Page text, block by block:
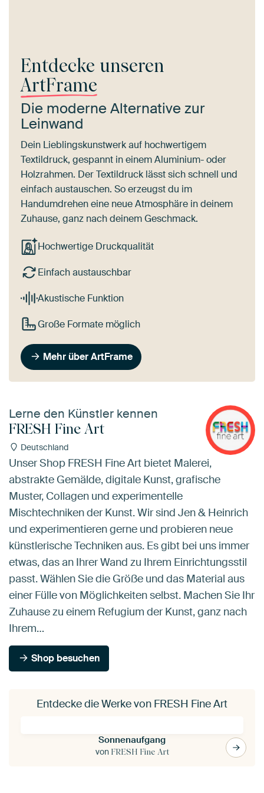
Entdecke unseren
ArtFrame
Die moderne Alternative zur
Leinwand
Dein Lieblingskunstwerk auf hochwertigem
Textildruck, gespannt in einem Aluminium- oder
Holzrahmen. Der Textildruck lässt sich schnell und
einfach austauschen. So erzeugst du im
Handumdrehen eine neue Atmosphäre in deinem
Zuhause, ganz nach deinem Geschmack.
Hochwertige Druckqualität
Einfach austauschbar
Akustische Funktion
Große Formate möglich
Mehr über ArtFrame
Lerne den Künstler kennen
FRESH Fine Art
Deutschland
Unser Shop FRESH Fine Art bietet Malerei,
abstrakte Gemälde, digitale Kunst, grafische
Muster, Collagen und experimentelle
Mischtechniken der Kunst. Wir sind Jen & Heinrich
und experimentieren gerne und probieren neue
künstlerische Techniken aus. Es gibt bei uns immer
etwas, das an Ihrer Wand zu Ihrem Einrichtungsstil
passt. Wählen Sie die Größe und das Material aus
einer Fülle von Möglichkeiten selbst. Machen Sie Ihr
Zuhause zu einem Refugium der Kunst, ganz nach
Ihrem…
Shop besuchen
Entdecke die Werke von FRESH Fine Art
Sonnenaufgang
von FRESH Fine Art